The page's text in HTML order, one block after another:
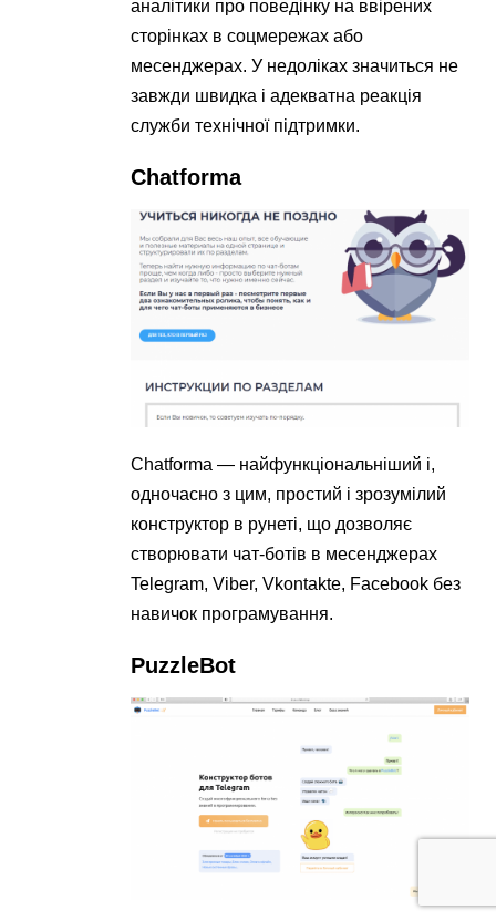
аналітики про поведінку на ввірених
сторінках в соцмережах або
месенджерах. У недоліках значиться не
завжди швидка і адекватна реакція
служби технічної підтримки.
Сhatforma
Сhatforma — найфункціональніший і,
одночасно з цим, простий і зрозумілий
конструктор в рунеті, що дозволяє
створювати чат-ботів в месенджерах
Telegram, Viber, Vkontakte, Facebook без
навичок програмування.
PuzzleBot